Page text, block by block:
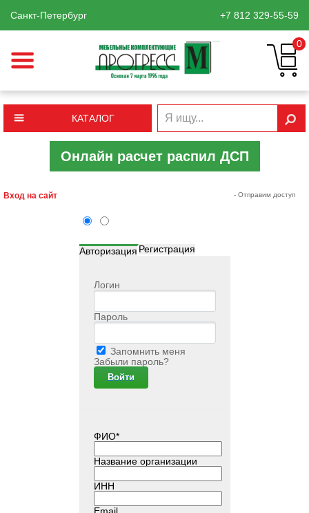
Санкт-Петербург +7 812 329-55-59
0
КАТАЛОГ
Онлайн расчет распил ДСП
Вход на сайт
Авторизация Регистрация
Логин
Пароль
Запомнить меня
Забыли пароль?
ФИО*
Название организации
ИНН
- Отправим доступ